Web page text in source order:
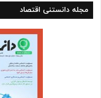
مجله دانستنی اقتصاد